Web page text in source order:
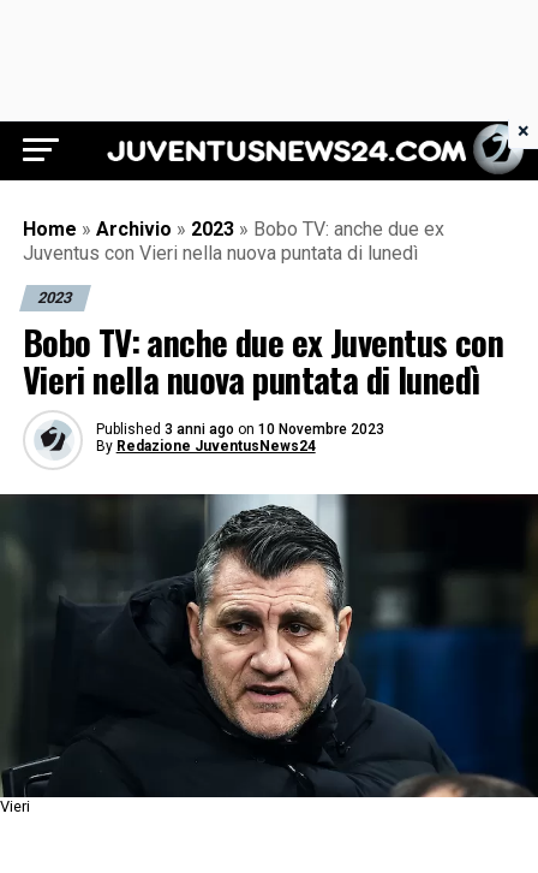
Juventus News 24
Home » Archivio » 2023 » Bobo TV: anche due ex
Juventus con Vieri nella nuova puntata di lunedì
2023
Bobo TV: anche due ex Juventus con
Vieri nella nuova puntata di lunedì
Published 3 anni ago on 10 Novembre 2023
By Redazione JuventusNews24
Vieri
×